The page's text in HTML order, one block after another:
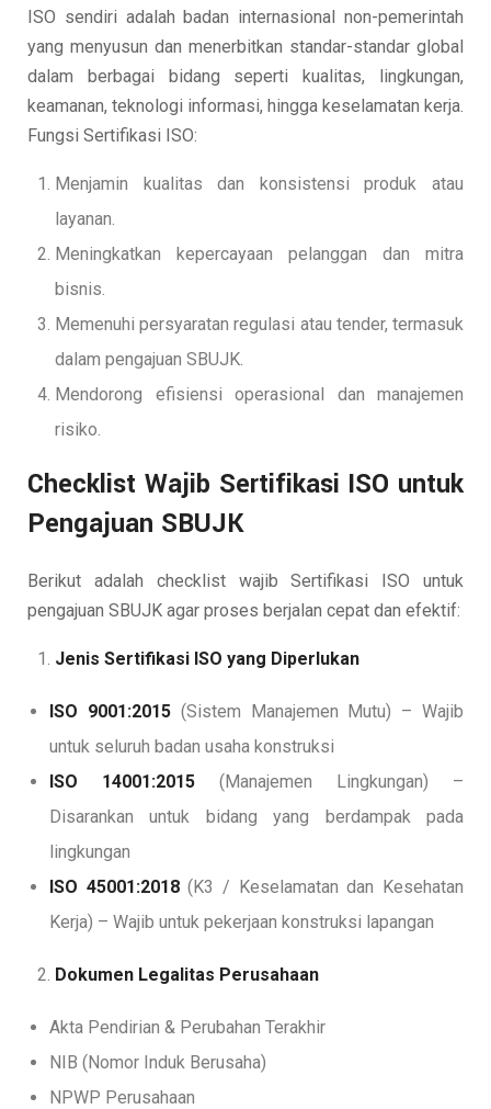
ISO sendiri adalah badan internasional non-pemerintah
yang menyusun dan menerbitkan standar-standar global
dalam berbagai bidang seperti kualitas, lingkungan,
keamanan, teknologi informasi, hingga keselamatan kerja.
Fungsi Sertifikasi ISO:
Menjamin kualitas dan konsistensi produk atau
layanan.
Meningkatkan kepercayaan pelanggan dan mitra
bisnis.
Memenuhi persyaratan regulasi atau tender, termasuk
dalam pengajuan SBUJK.
Mendorong efisiensi operasional dan manajemen
risiko.
Checklist Wajib Sertifikasi ISO untuk
Pengajuan SBUJK
Berikut adalah checklist wajib Sertifikasi ISO untuk
pengajuan SBUJK agar proses berjalan cepat dan efektif:
Jenis Sertifikasi ISO yang Diperlukan
ISO 9001:2015(Sistem Manajemen Mutu) – Wajib
untuk seluruh badan usaha konstruksi
ISO 14001:2015 (Manajemen Lingkungan) –
Disarankan untuk bidang yang berdampak pada
lingkungan
ISO 45001:2018(K3 / Keselamatan dan Kesehatan
Kerja) – Wajib untuk pekerjaan konstruksi lapangan
Dokumen Legalitas Perusahaan
Akta Pendirian & Perubahan Terakhir
NIB (Nomor Induk Berusaha)
NPWP Perusahaan